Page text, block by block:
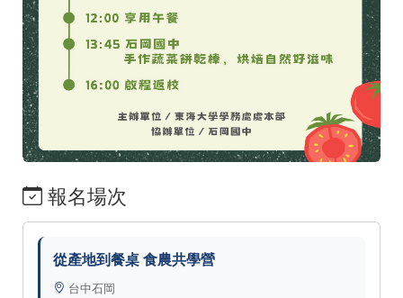
報名場次
從產地到餐桌 食農共學營
台中石岡